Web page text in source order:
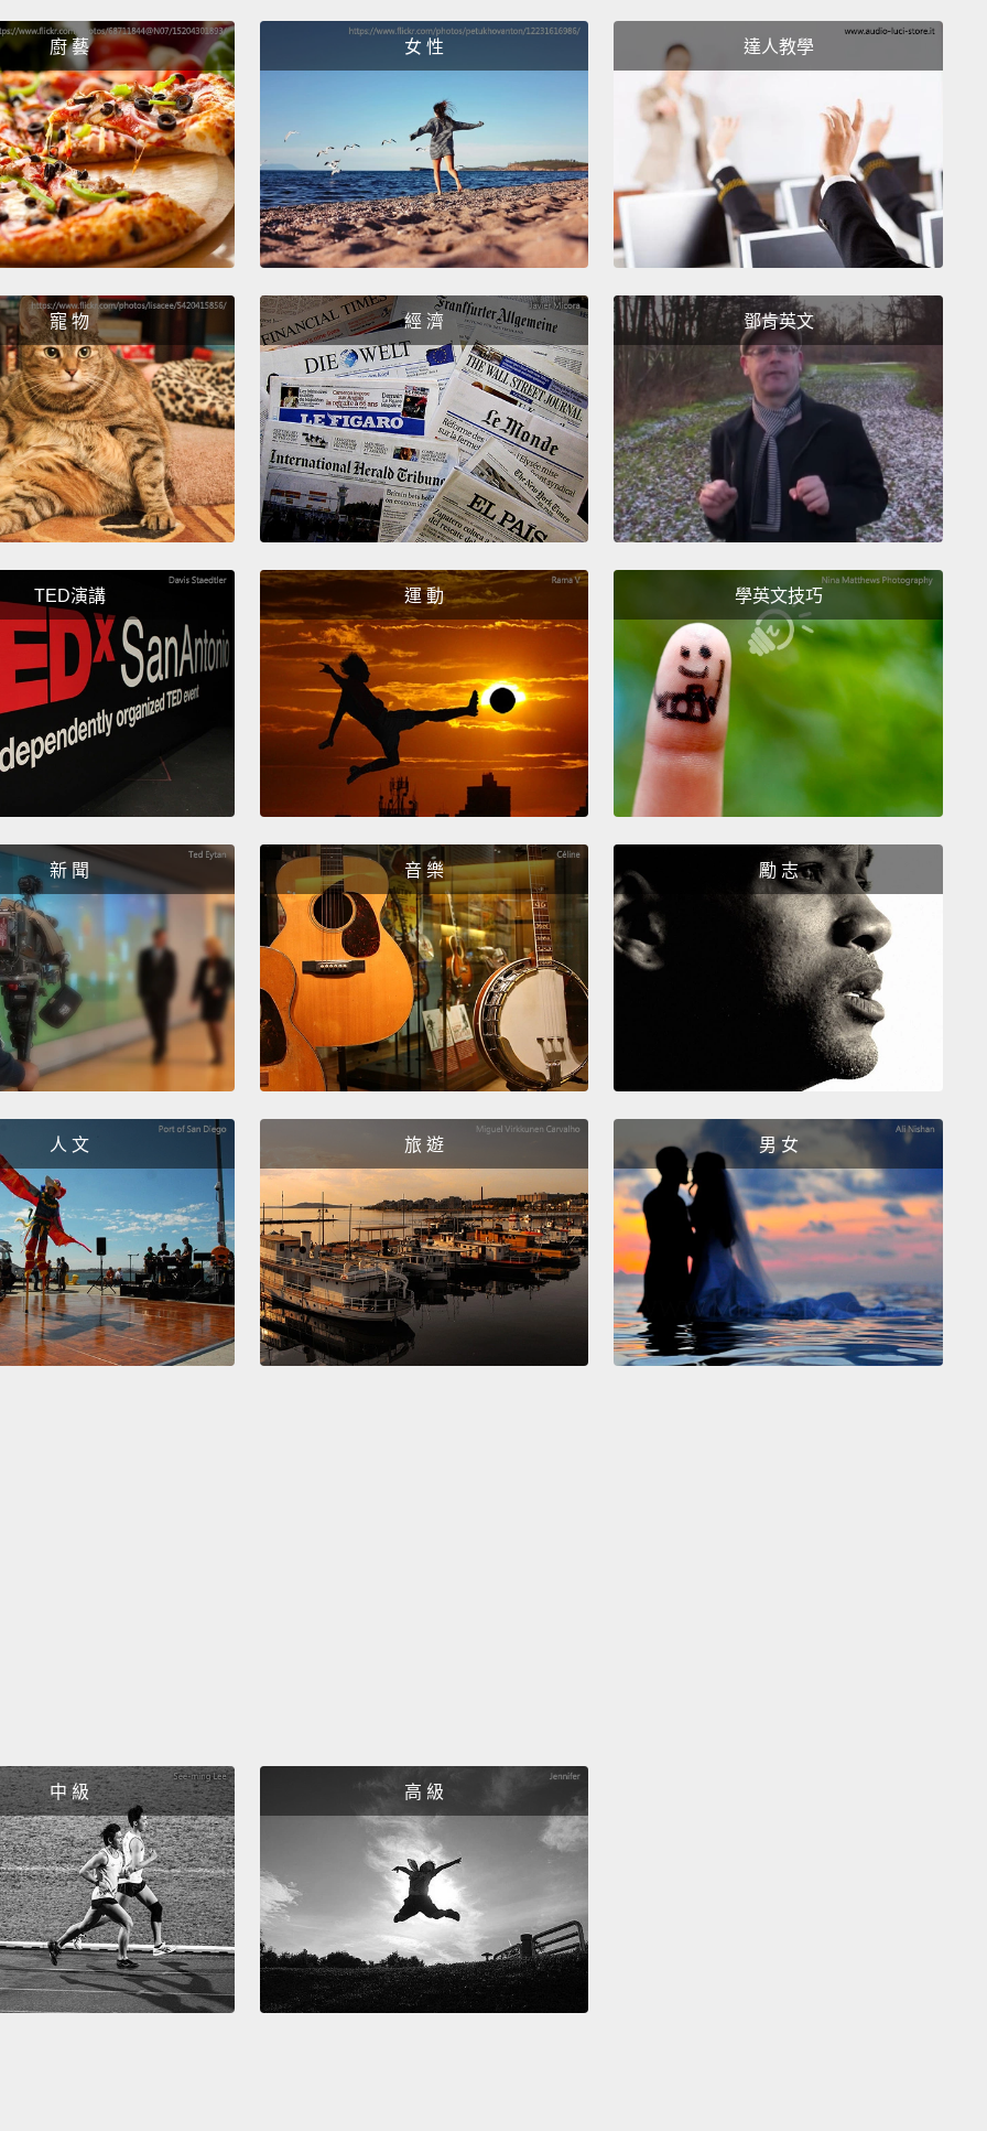
simply repeating yourself.
That might be what some
novice communicators do, but not a savvy, polished
communicator such as yourself.
神奇短語一號：「也許是那樣但...」覆誦一遍：「也許是那樣
但...」神奇短語二號：「我了解，不過...」重複一遍：「我了
解，不過...」然後神奇短語三號：「我懂你的意思，但...」再
說一遍：「我懂你的意思，但...」我們使用這個的方法是將它
己的話不同。那可能是一些新手溝通者做的事，但不是像你這
樣一個機智、文雅的溝通者會做的事。
The broken record is I'm going to repeat the exact same
word that I used a moment ago, because that sends a
very clear signal to the person to whom you're speaking
that you are a professional, polished, powerful
communicator. And the way we would use these
particular magic phrases is like this:
for example, let's say
that you talk to the scheduler at work, and you say to the
scheduler...
Now I'm saying scheduler rather than boss
because I would wanna do a cost-benefit analysis before I
might use any communication strategy with my boss.
「跳針」是我會重複和我前一刻用過的完全相同的字，因為那
會向你正在交談的人，傳遞出你是一個專業、文雅、有力的溝
的方法是像這樣：例如，假使說你和工作上的人事管理專員對
話，然後你跟專員說... 我現在講的是專員、而非老闆，因為在
我可能對我的老闆運用任何溝通策略前，我會想先做個利弊分
析。
But let's say that I'm just speaking to the scheduler, and I
say, " Hi, Susan, I'd like to request the last week in May off
for personal business." And she would have said to me,
"You just had a week off in January." Remember, use one
of your navigational magic phrases. "That may be but I'd
like to request the last week off in May for personal
business." And she might say, "Asking a lot of time off
these days, aren't you?" And I can simply respond,
keeping my cool and confidence, by again using that
magic navigational phrase,
"That may be but I'd like to
communicating with that, "Don't test me.
your rude communicators. I am polished, professional,
and prepared." So we can use this in a variety of
circumstances. Let's say that you're presenting an idea,
and somebody tries to throw you off track.
throws a car in the wheels of your presentation, and says
something like, "We tried that idea once already."
廚 藝 女 性 達人教學
寵 物 經 濟 鄧肯英文
TED演講 運 動 學英文技巧
新 聞 音 樂 勵 志
人 文 旅 遊 男 女
中 級 高 級